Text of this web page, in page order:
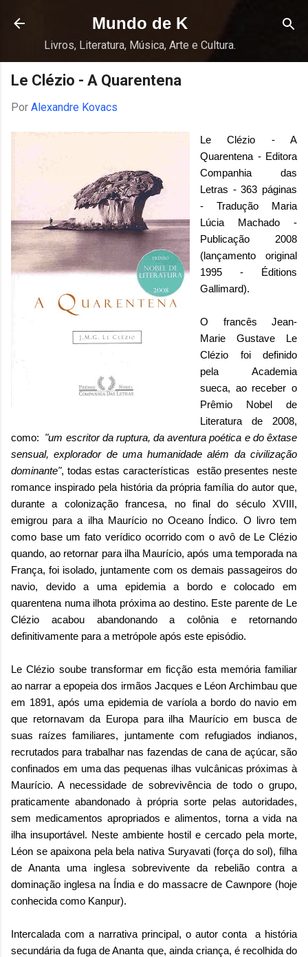
Pular para o conteúdo principal
Mundo de K
Livros, Literatura, Música, Arte e Cultura.
Le Clézio - A Quarentena
Por Alexandre Kovacs
Le Clézio - A
Quarentena - Editora
Companhia das
Letras - 363 páginas
- Tradução Maria
Lúcia Machado -
Publicação 2008
(lançamento original
1995 - Éditions
Gallimard).
O francês Jean-
Marie Gustave Le
Clézio foi definido
pela Academia
sueca, ao receber o
Prêmio Nobel de
Literatura de 2008,
como: "um escritor da ruptura, da aventura poética e do êxtase
sensual, explorador de uma humanidade além da civilização
dominante", todas estas características estão presentes neste
romance inspirado pela história da própria família do autor que,
durante a colonização francesa, no final do século XVIII,
emigrou para a ilha Maurício no Oceano Índico. O livro tem
como base um fato verídico ocorrido com o avô de Le Clézio
quando, ao retornar para ilha Maurício, após uma temporada na
França, foi isolado, juntamente com os demais passageiros do
navio, devido a uma epidemia a bordo e colocado em
quarentena numa ilhota próxima ao destino. Este parente de Le
Clézio acabou abandonando a colônia e retornando
definitivamente para a metrópole após este episódio.
Le Clézio soube transformar em ficção esta memória familiar
ao narrar a epopeia dos irmãos Jacques e Léon Archimbau que
em 1891, após uma epidemia de varíola a bordo do navio em
que retornavam da Europa para ilha Maurício em busca de
suas raízes familiares, juntamente com refugiados indianos,
recrutados para trabalhar nas fazendas de cana de açúcar, são
confinados em uma das pequenas ilhas vulcânicas próximas à
Maurício. A necessidade de sobrevivência de todo o grupo,
praticamente abandonado à própria sorte pelas autoridades,
sem medicamentos apropriados e alimentos, torna a vida na
ilha insuportável. Neste ambiente hostil e cercado pela morte,
Léon se apaixona pela bela nativa Suryavati (força do sol), filha
de Ananta uma inglesa sobrevivente da rebelião contra a
dominação inglesa na Índia e do massacre de Cawnpore (hoje
conhecida como Kanpur).
Intercalada com a narrativa principal, o autor conta a história
secundária da fuga de Ananta que, ainda criança, é recolhida do